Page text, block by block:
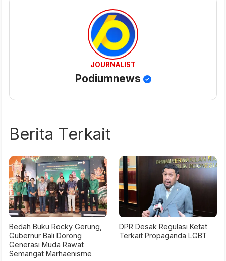
JOURNALIST
Podiumnews
Berita Terkait
Bedah Buku Rocky Gerung,
Gubernur Bali Dorong
Generasi Muda Rawat
Semangat Marhaenisme
DPR Desak Regulasi Ketat
Terkait Propaganda LGBT